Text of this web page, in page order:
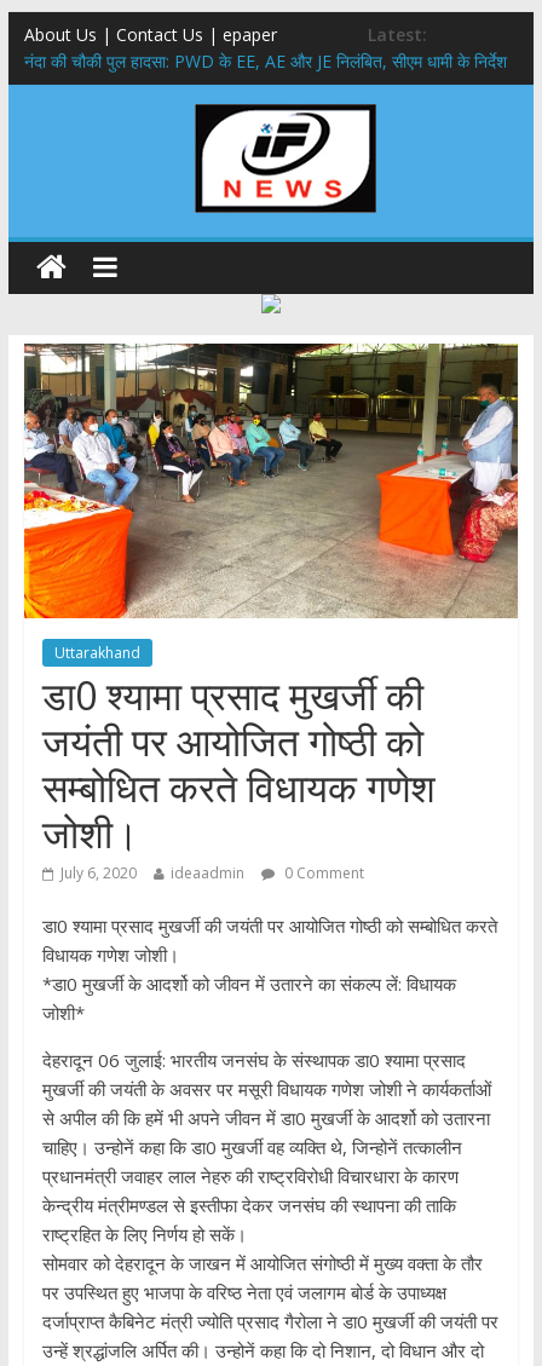
About Us | Contact Us | epaper
Latest:
नंदा की चौकी पुल हादसा: PWD के EE, AE और JE निलंबित, सीएम धामी के निर्देश
पर सख्त कार्रवाई
सरकारी नीतियों में शामिल किए जाएंगे छात्र – छात्राओं के सुझाव ,मुख्यमंत्री युवा
विद्यार्थी मंथन कार्यक्रम में शामिल हुए सीएम पुष्कर सिंह धामी
उत्तराखंड में बढ़ेंगे राजस्व के स्रोत: इको-टूरिज्म, कार्बन क्रेडिट और जड़ी-बूटी आय
मुख्यमंत्री ने उत्तराखण्ड क्षत्रिय कल्याण समिति की वेबसाइट एवं क्षत्रिय जागरण
स्मारिका का किया विमोचन
मुख्यमंत्री ने हर घर तिरंगा यात्रा कार्यक्रम में किया प्रतिभाग,मुख्यमंत्री ने
प्रदेशवासियों से स्वतंत्रता दिवस पर अपने घरों में तिरंगा फहराने का किया आवाह्न
Uttarakhand
डा0 श्यामा प्रसाद मुखर्जी की
जयंती पर आयोजित गोष्ठी को
सम्बोधित करते विधायक गणेश
जोशी।
July 6, 2020 ideaadmin 0 Comment
डा0 श्यामा प्रसाद मुखर्जी की जयंती पर आयोजित गोष्ठी को सम्बोधित करते
विधायक गणेश जोशी।
*डा0 मुखर्जी के आदर्शो को जीवन में उतारने का संकल्प लें: विधायक
जोशी*
देहरादून 06 जुलाई: भारतीय जनसंघ के संस्थापक डा0 श्यामा प्रसाद
मुखर्जी की जयंती के अवसर पर मसूरी विधायक गणेश जोशी ने कार्यकर्ताओं
से अपील की कि हमें भी अपने जीवन में डा0 मुखर्जी के आदर्शो को उतारना
चाहिए। उन्होनें कहा कि डा0 मुखर्जी वह व्यक्ति थे, जिन्होनें तत्कालीन
प्रधानमंत्री जवाहर लाल नेहरु की राष्ट्रविरोधी विचारधारा के कारण
केन्द्रीय मंत्रीमण्डल से इस्तीफा देकर जनसंघ की स्थापना की ताकि
राष्ट्रहित के लिए निर्णय हो सकें।
सोमवार को देहरादून के जाखन में आयोजित संगोष्ठी में मुख्य वक्ता के तौर
पर उपस्थित हुए भाजपा के वरिष्ठ नेता एवं जलागम बोर्ड के उपाध्यक्ष
दर्जाप्राप्त कैबिनेट मंत्री ज्योति प्रसाद गैरोला ने डा0 मुखर्जी की जयंती पर
उन्हें श्रद्धांजलि अर्पित की। उन्होनें कहा कि दो निशान, दो विधान और दो